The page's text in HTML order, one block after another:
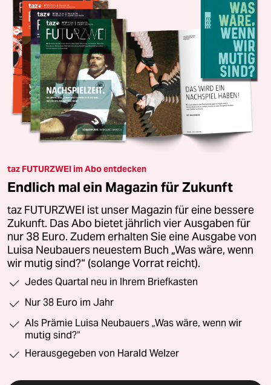
taz FUTURZWEI im Abo entdecken
Endlich mal ein Magazin für Zukunft
taz FUTURZWEI ist unser Magazin für eine bessere
Zukunft. Das Abo bietet jährlich vier Ausgaben für
nur 38 Euro. Zudem erhalten Sie eine Ausgabe von
Luisa Neubauers neuestem Buch „Was wäre, wenn
wir mutig sind?“ (solange Vorrat reicht).
Jedes Quartal neu in Ihrem Briefkasten
Nur 38 Euro im Jahr
Als Prämie Luisa Neubauers „Was wäre, wenn wir
mutig sind?“
Herausgegeben von Harald Welzer